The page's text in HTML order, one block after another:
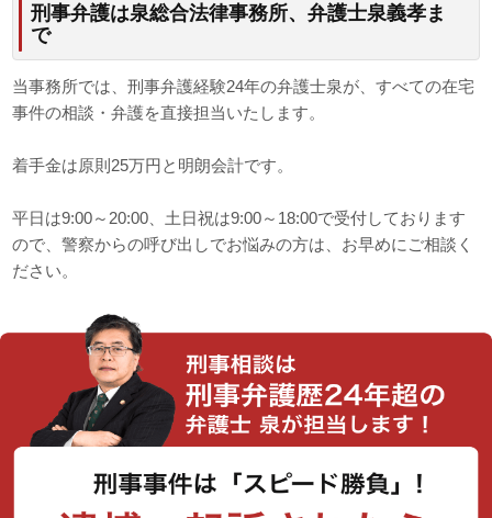
刑事弁護は泉総合法律事務所、弁護士泉義孝ま
で
当事務所では、刑事弁護経験24年の弁護士泉が、すべての在宅
事件の相談・弁護を直接担当いたします。
着手金は原則25万円と明朗会計です。
平日は9:00～20:00、土日祝は9:00～18:00で受付しております
ので、警察からの呼び出しでお悩みの方は、お早めにご相談く
ださい。